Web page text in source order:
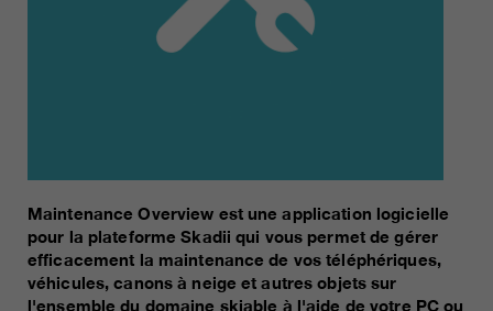
Maintenance Overview est une application logicielle
pour la plateforme Skadii qui vous permet de gérer
efficacement la maintenance de vos téléphériques,
véhicules, canons à neige et autres objets sur
l'ensemble du domaine skiable à l'aide de votre PC ou
pour la session actuelle du
Name cookie_optin
fournisseur sgalinski Cookie Opt In
durée 30 jours
Les cookies marketing comprennent le suivi et les
cookies statistiques
durée
moins.
Ces cookies sont utilisés par
Google Analytics pour collecter